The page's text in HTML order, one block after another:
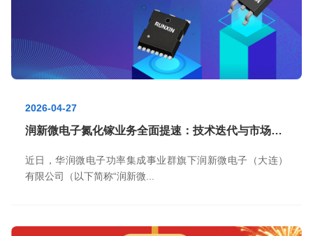
2026-04-27
润新微电子氮化镓业务全面提速：技术迭代与市场突破双轮驱动
近日，华润微电子功率集成事业群旗下润新微电子（大连）
有限公司（以下简称“润新微...